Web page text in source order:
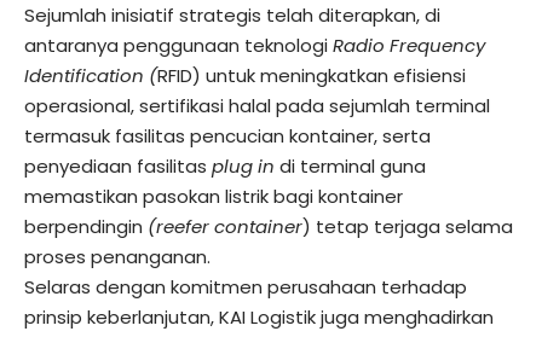
Sejumlah inisiatif strategis telah diterapkan, di
antaranya penggunaan teknologiRadio Frequency
Identification (RFID) untuk meningkatkan efisiensi
operasional, sertifikasi halal pada sejumlah terminal
termasuk fasilitas pencucian kontainer, serta
penyediaan fasilitas plug in di terminal guna
memastikan pasokan listrik bagi kontainer
berpendingin (reefer container) tetap terjaga selama
proses penanganan.
Selaras dengan komitmen perusahaan terhadap
prinsip keberlanjutan, KAI Logistik juga menghadirkan